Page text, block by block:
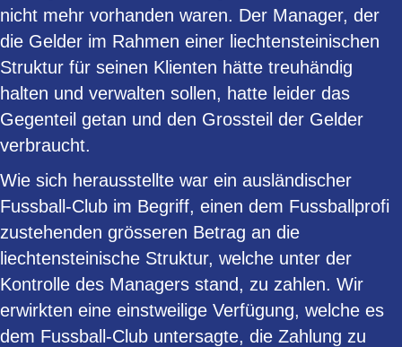
nicht mehr vorhanden waren. Der Manager, der
die Gelder im Rahmen einer liechtensteinischen
Struktur für seinen Klienten hätte treuhändig
halten und verwalten sollen, hatte leider das
Gegenteil getan und den Grossteil der Gelder
verbraucht.
Wie sich herausstellte war ein ausländischer
Fussball-Club im Begriff, einen dem Fussballprofi
zustehenden grösseren Betrag an die
liechtensteinische Struktur, welche unter der
Kontrolle des Managers stand, zu zahlen. Wir
erwirkten eine einstweilige Verfügung, welche es
dem Fussball-Club untersagte, die Zahlung zu